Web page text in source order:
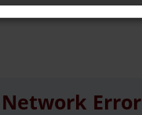
Error